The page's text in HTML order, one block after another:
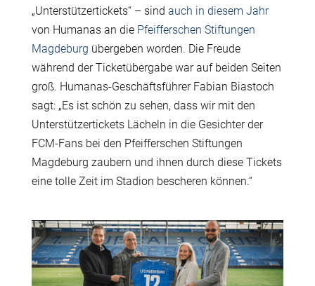
„Unterstützertickets“ – sind auch in diesem Jahr
von Humanas an die Pfeifferschen Stiftungen
Magdeburg übergeben worden. Die Freude
während der Ticketübergabe war auf beiden Seiten
groß. Humanas-Geschäftsführer Fabian Biastoch
sagt: „Es ist schön zu sehen, dass wir mit den
Unterstützertickets Lächeln in die Gesichter der
FCM-Fans bei den Pfeifferschen Stiftungen
Magdeburg zaubern und ihnen durch diese Tickets
eine tolle Zeit im Stadion bescheren können.“